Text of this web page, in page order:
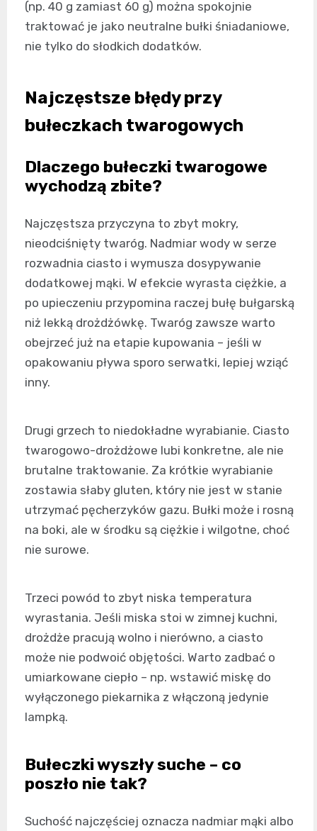
(np. 40 g zamiast 60 g) można spokojnie
traktować je jako neutralne bułki śniadaniowe,
nie tylko do słodkich dodatków.
Najczęstsze błędy przy
bułeczkach twarogowych
Dlaczego bułeczki twarogowe
wychodzą zbite?
Najczęstsza przyczyna to zbyt mokry,
nieodciśnięty twaróg. Nadmiar wody w serze
rozwadnia ciasto i wymusza dosypywanie
dodatkowej mąki. W efekcie wyrasta ciężkie, a
po upieczeniu przypomina raczej bułę bułgarską
niż lekką drożdżówkę. Twaróg zawsze warto
obejrzeć już na etapie kupowania – jeśli w
opakowaniu pływa sporo serwatki, lepiej wziąć
inny.
Drugi grzech to niedokładne wyrabianie. Ciasto
twarogowo-drożdżowe lubi konkretne, ale nie
brutalne traktowanie. Za krótkie wyrabianie
zostawia słaby gluten, który nie jest w stanie
utrzymać pęcherzyków gazu. Bułki może i rosną
na boki, ale w środku są ciężkie i wilgotne, choć
nie surowe.
Trzeci powód to zbyt niska temperatura
wyrastania. Jeśli miska stoi w zimnej kuchni,
drożdże pracują wolno i nierówno, a ciasto
może nie podwoić objętości. Warto zadbać o
umiarkowane ciepło – np. wstawić miskę do
wyłączonego piekarnika z włączoną jedynie
lampką.
Bułeczki wyszły suche – co
poszło nie tak?
Suchość najczęściej oznacza nadmiar mąki albo